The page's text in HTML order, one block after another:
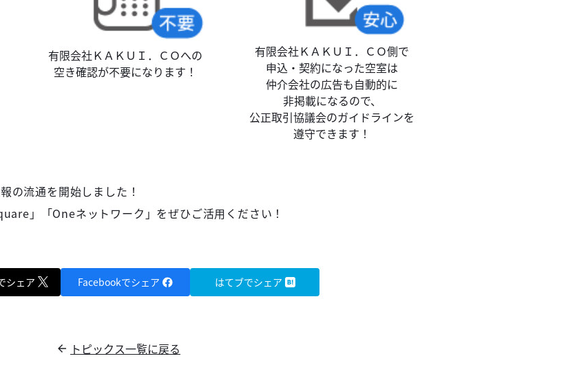
有限会社ＫＡＫＵＩ．ＣＯへの
空き確認が不要になります！
有限会社ＫＡＫＵＩ．ＣＯ側で
申込・契約になった空室は
仲介会社の広告も自動的に
非掲載になるので、
公正取引協議会のガイドラインを
遵守できます！
の流通を開始しました！
」「Oneネットワーク」をぜひご活用ください！
シェア Facebookでシェア はてブでシェア
トピックス一覧に戻る